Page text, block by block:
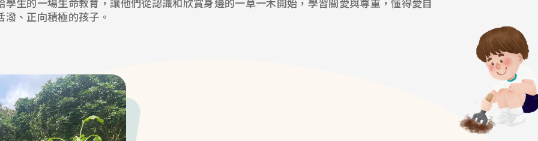
、正向積極的孩子。